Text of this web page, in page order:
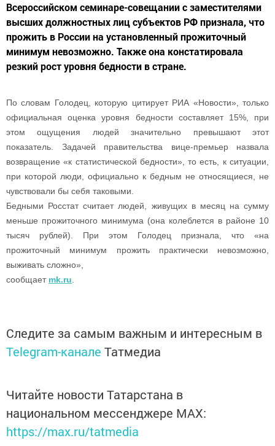
Всероссийском семинаре-совещании с заместителями
высших должностных лиц субъектов РФ признала, что
прожить в России на установленный прожиточный
минимум невозможно. Также она констатировала
резкий рост уровня бедности в стране.
По словам Голодец, которую цитирует РИА «Новости», только
официальная оценка уровня бедности составляет 15%, при
этом ощущения людей значительно превышают этот
показатель. Задачей правительства вице-премьер назвала
возвращение «к статистической бедности», то есть, к ситуации,
при которой люди, официально к бедным не относящиеся, не
чувствовали бы себя таковыми.
Бедными Росстат считает людей, живущих в месяц на сумму
меньше прожиточного минимума (она колеблется в районе 10
тысяч рублей). При этом Голодец признала, что «на
прожиточный минимум прожить практически невозможно,
выживать сложно»,
сообщает mk.ru
Следите за самым важным и интересным в
Telegram-канале Татмедиа
Читайте новости Татарстана в
национальном мессенджере MАХ:
https://max.ru/tatmedia